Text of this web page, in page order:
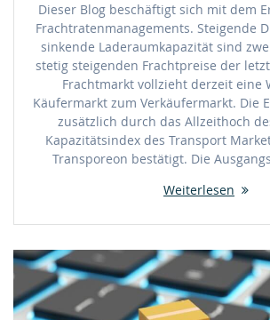
Dieser Blog beschäftigt sich mit dem
Frachtratenmanagements. Steigende
sinkende Laderaumkapazität sind
stetig steigenden Frachtpreise der
Frachtmarkt vollzieht derzeit eine
Käufermarkt zum Verkäufermarkt. Die
zusätzlich durch das Allzeithoch
Kapazitätsindex des Transport
Transporeon bestätigt. Die
Weiterlesen